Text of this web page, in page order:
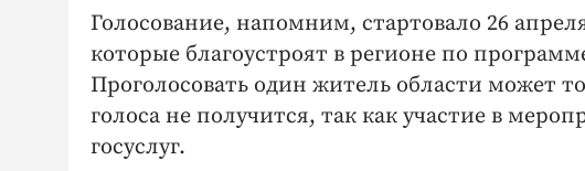
Голосование, напомним, стартовало 26
которые благоустроят в регионе по
Проголосовать один житель области может
голоса не получится, так как участие в
госуслуг.